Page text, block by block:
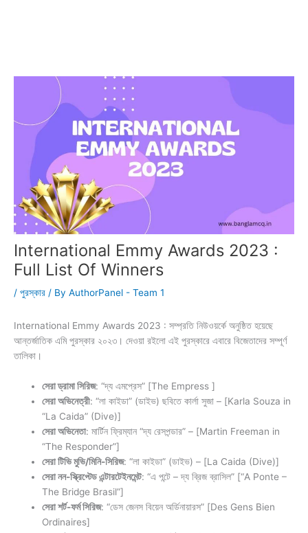
International Emmy Awards 2023 :
Full List Of Winners
/ পুরস্কার / By AuthorPanel - Team 1
International Emmy Awards 2023 : সম্প্রতি নিউওয়র্কে অনুষ্ঠিত হয়েছে
আন্তর্জাতিক এমি পুরস্কার ২০২৩। দেওয়া রইলো এই পুরস্কারে এবারে বিজেতাদের সম্পূর্ণ
তালিকা।
সেরা ড্রামা সিরিজ: “দ্য এমপ্রেস” [The Empress ]
সেরা অভিনেত্রী: “লা কাইডা” (ডাইভ) ছবিতে কার্লা সুজা – [Karla Souza in
“La Caida” (Dive)]
সেরা অভিনেতা: মার্টিন ফ্রিম্যান “দ্য রেসপন্ডার” – [Martin Freeman in
“The Responder”]
সেরা টিভি মুভি/মিনি-সিরিজ: “লা কাইডা” (ডাইভ) – [La Caida (Dive)]
সেরা নন-স্ক্রিপ্টেড এন্টারটেইনমেন্ট: “এ পন্টে – দ্য ব্রিজ ব্রাসিল” [“A Ponte –
The Bridge Brasil”]
সেরা শর্ট-ফর্ম সিরিজ: “ডেস জেনস বিয়েন অর্ডিনায়ারস” [Des Gens Bien
Ordinaires]